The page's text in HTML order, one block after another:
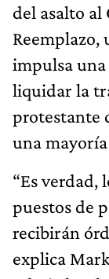
del asalto al
Reemplazo,
impulsa
liquidar la
protestante
una
“Es verdad,
puestos de
recibirán
explica